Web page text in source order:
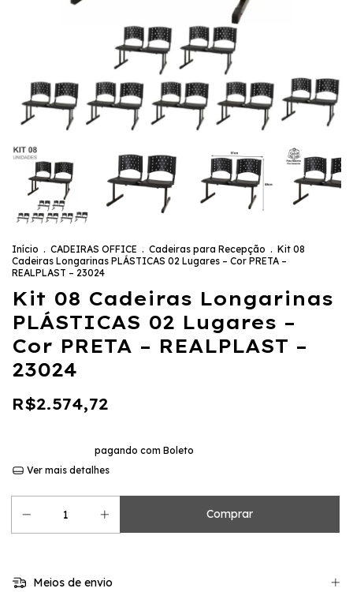
Início . CADEIRAS OFFICE . Cadeiras para Recepção . Kit 08
Cadeiras Longarinas PLÁSTICAS 02 Lugares – Cor PRETA –
REALPLAST – 23024
Kit 08 Cadeiras Longarinas
PLÁSTICAS 02 Lugares –
Cor PRETA – REALPLAST –
23024
R$2.574,72
pagando com Boleto
Ver mais detalhes
Meios de envio